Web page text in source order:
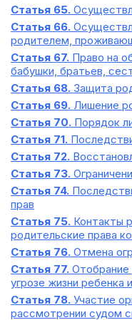
Статья 65.
Статья 66.
родителем,
Статья 67. Право на
бабушки, братьев,
Статья 68. Защита
Статья 69. Лишение
Статья 70. Порядок
Статья 71.
Статья 72.
Статья 73.
Статья 74.
прав
Статья 75. Контакты
родительские права
Статья 76. Отмена
Статья 77. Отобрание
угрозе жизни ребенка
Статья 78. Участие
рассмотрении судом